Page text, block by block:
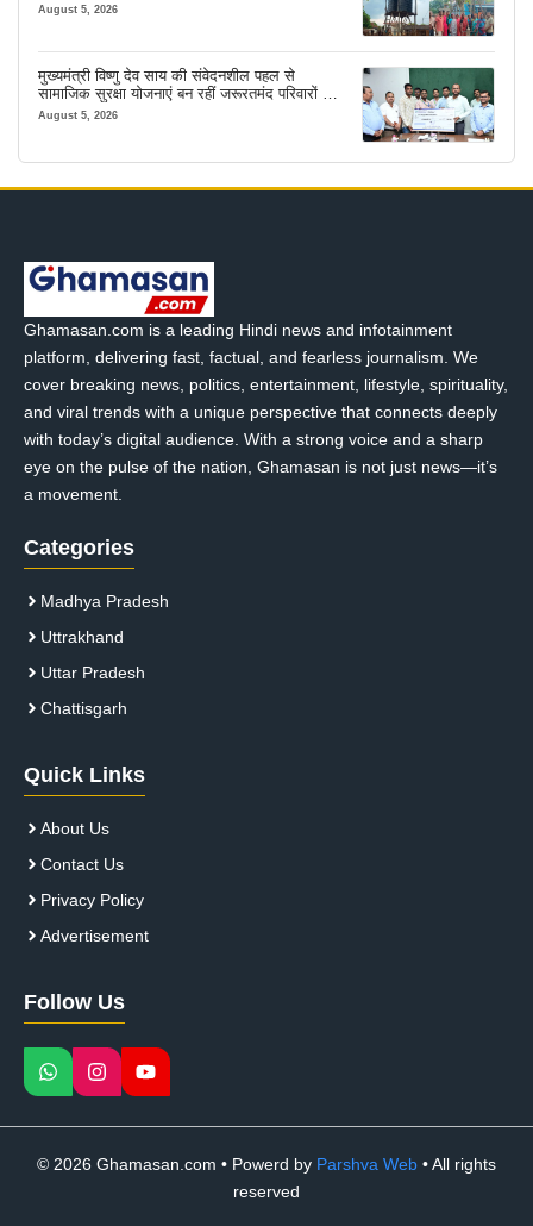
August 5, 2026
मुख्यमंत्री विष्णु देव साय की संवेदनशील पहल से
सामाजिक सुरक्षा योजनाएं बन रहीं जरूरतमंद परिवारों का
मजबूत सहारा
August 5, 2026
Ghamasan.com is a leading Hindi news and infotainment
platform, delivering fast, factual, and fearless journalism. We
cover breaking news, politics, entertainment, lifestyle, spirituality,
and viral trends with a unique perspective that connects deeply
with today’s digital audience. With a strong voice and a sharp
eye on the pulse of the nation, Ghamasan is not just news—it’s
a movement.
Categories
Madhya Pradesh
Uttrakhand
Uttar Pradesh
Chattisgarh
Quick Links
About Us
Contact Us
Privacy Policy
Advertisement
Follow Us
© 2026 Ghamasan.com • Powerd by Parshva Web • All rights
reserved